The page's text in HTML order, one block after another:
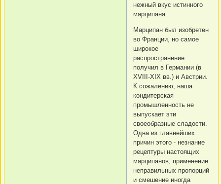
нежный вкус истинного
марципана.
Марципан был изобретен
во Франции, но самое
широкое
распространение
получил в Германии (в
XVIII-XIX вв.) и Австрии.
К сожалению, наша
кондитерская
промышленность не
выпускает эти
своеобразные сладости.
Одна из главнейших
причин этого - незнание
рецептуры настоящих
марципанов, применение
неправильных пропорций
и смешение иногда